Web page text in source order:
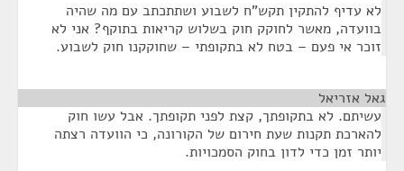
לא עדיף להתקין תקש"ח לשבוע ושתתכתב עם מה שהיה
בוועדה, מאשר לחוקק חוק בשלוש קריאות בתוקף? אני לא
זוכר אי פעם – בטח לא בתקופתי – שחוקקנו חוק לשבוע.
גאל אזריאל
עשיתם. לא בתקופתך, קצת לפני תקופתך. אבל עשו חוק
להארכת תקנות שעת חירום של הקורונה, כי הוועדה רצתה
יותר זמן כדי לדון בחוק הסמכויות.